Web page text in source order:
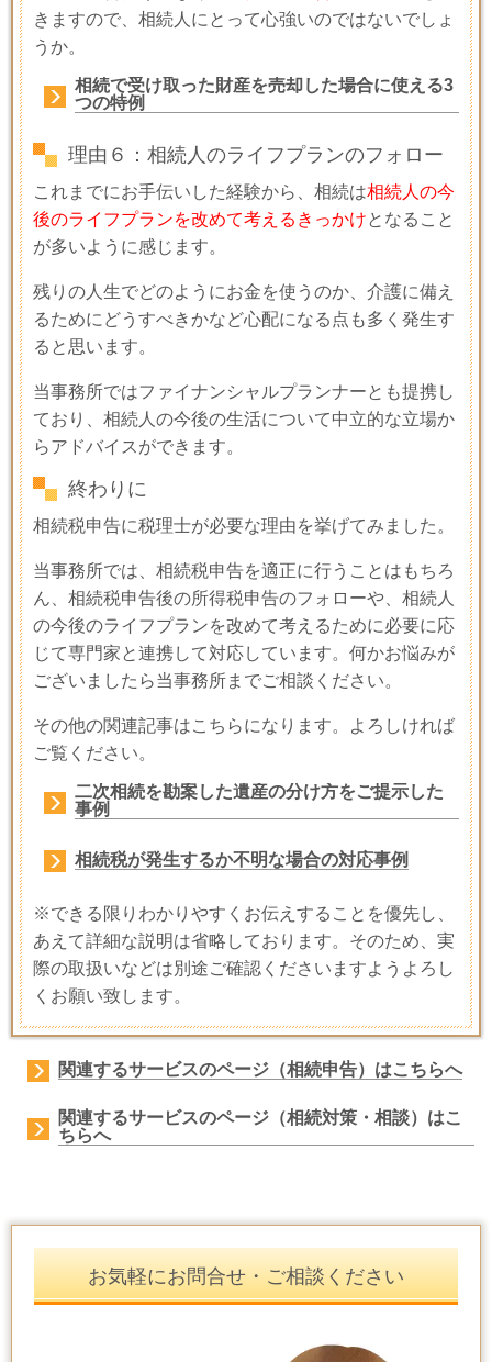
きますので、相続人にとって心強いのではないでしょ
うか。
相続で受け取った財産を売却した場合に使える3
つの特例
理由６：相続人のライフプランのフォロー
これまでにお手伝いした経験から、相続は相続人の今
後のライフプランを改めて考えるきっかけとなること
が多いように感じます。
残りの人生でどのようにお金を使うのか、介護に備え
るためにどうすべきかなど心配になる点も多く発生す
ると思います。
当事務所ではファイナンシャルプランナーとも提携し
ており、相続人の今後の生活について中立的な立場か
らアドバイスができます。
終わりに
相続税申告に税理士が必要な理由を挙げてみました。
当事務所では、相続税申告を適正に行うことはもちろ
ん、相続税申告後の所得税申告のフォローや、相続人
の今後のライフプランを改めて考えるために必要に応
じて専門家と連携して対応しています。何かお悩みが
ございましたら当事務所までご相談ください。
その他の関連記事はこちらになります。よろしければ
ご覧ください。
二次相続を勘案した遺産の分け方をご提示した
事例
相続税が発生するか不明な場合の対応事例
※できる限りわかりやすくお伝えすることを優先し、
あえて詳細な説明は省略しております。そのため、実
際の取扱いなどは別途ご確認くださいますようよろし
くお願い致します。
関連するサービスのページ（相続申告）はこちらへ
関連するサービスのページ（相続対策・相談）はこ
ちらへ
お気軽にお問合せ・ご相談ください